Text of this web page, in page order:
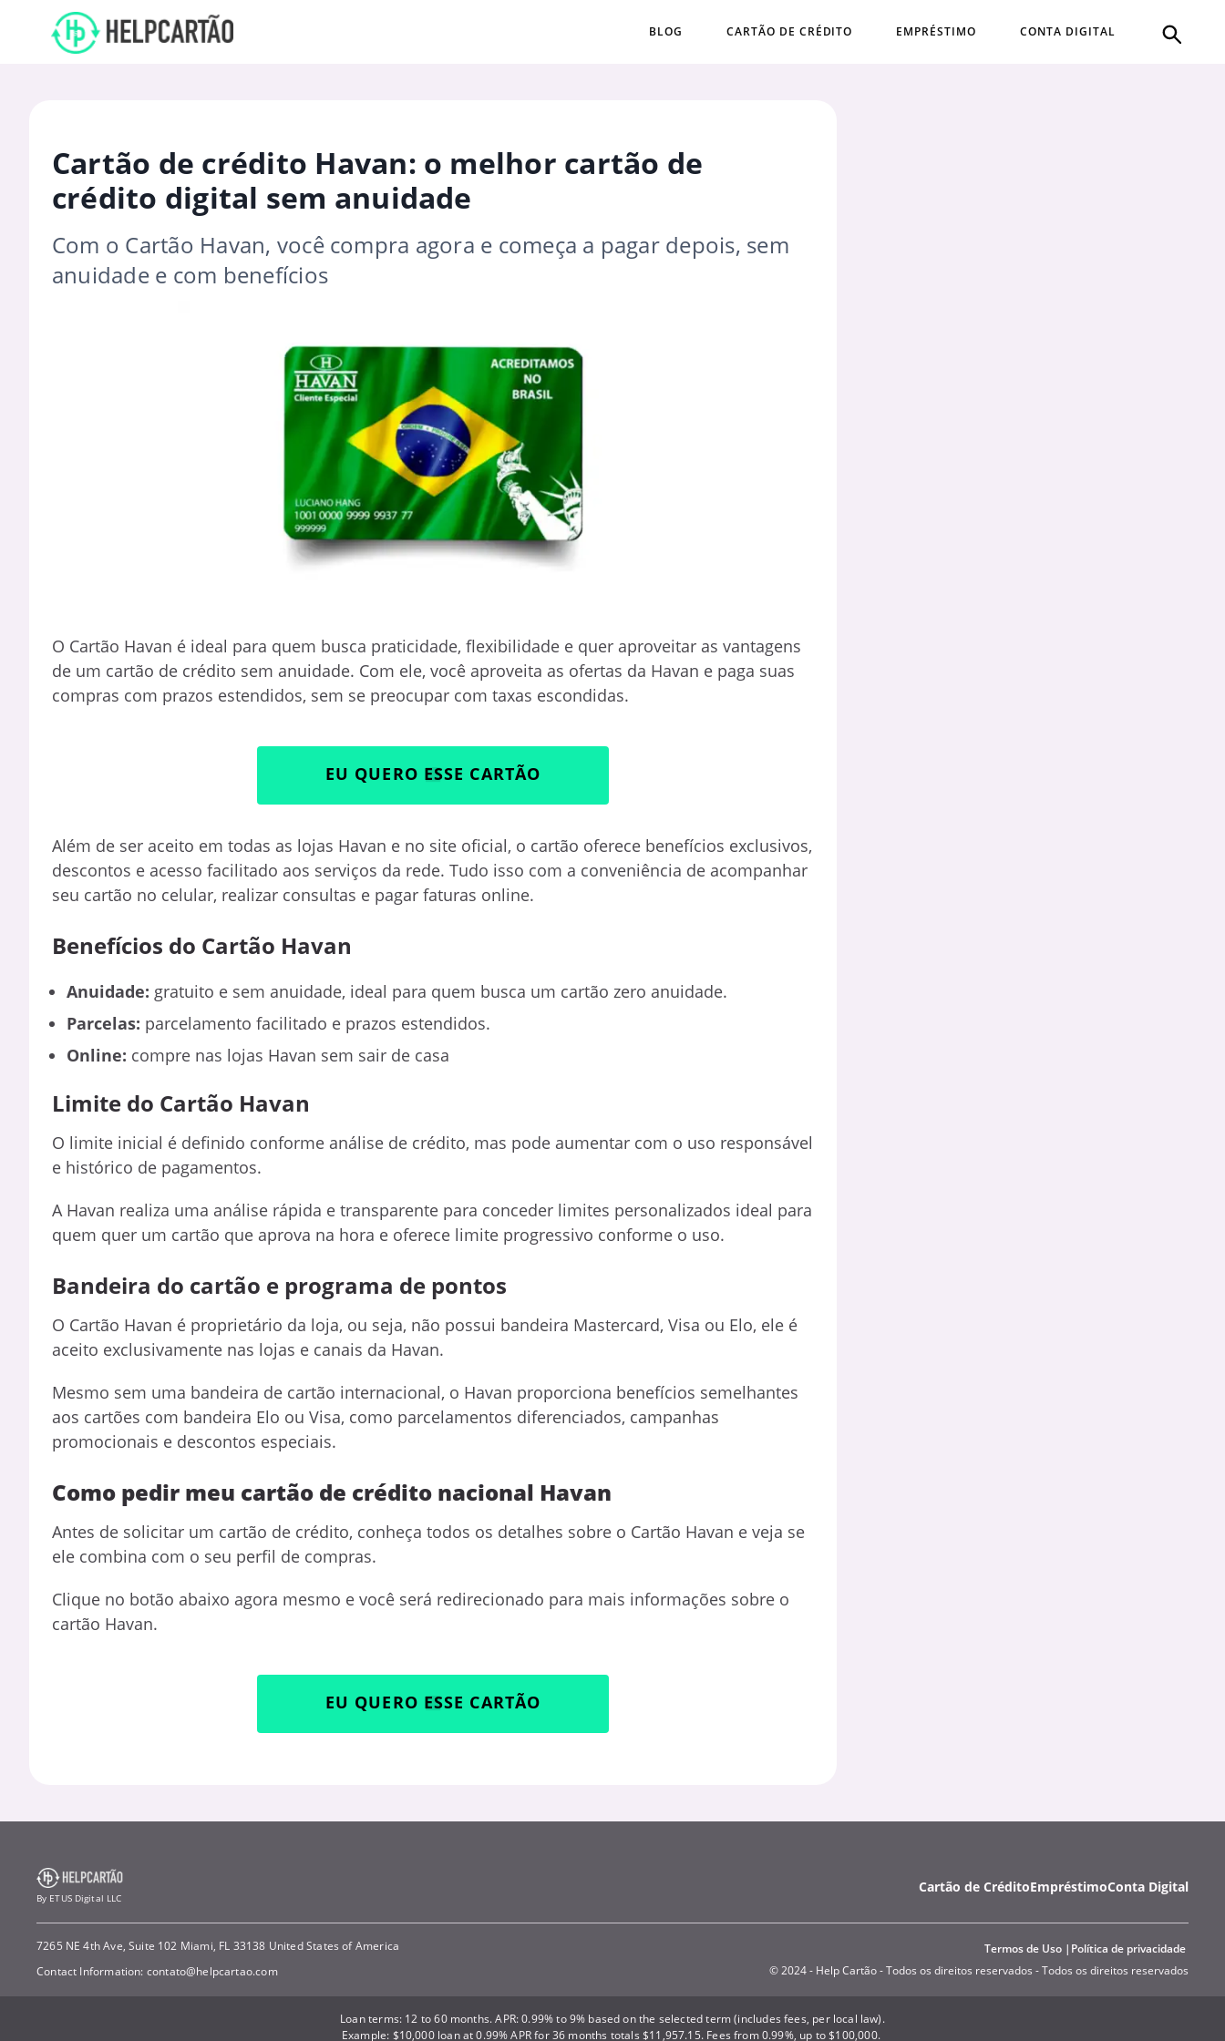
BLOG CARTÃO DE CRÉDITO EMPRÉSTIMO CONTA DIGITAL
Cartão de crédito Havan: o melhor cartão de
crédito digital sem anuidade
Com o Cartão Havan, você compra agora e começa a pagar depois, sem
anuidade e com benefícios
O Cartão Havan é ideal para quem busca praticidade, flexibilidade e quer aproveitar as vantagens
de um cartão de crédito sem anuidade. Com ele, você aproveita as ofertas da Havan e paga suas
compras com prazos estendidos, sem se preocupar com taxas escondidas.
EU QUERO ESSE CARTÃO
Além de ser aceito em todas as lojas Havan e no site oficial, o cartão oferece benefícios exclusivos,
descontos e acesso facilitado aos serviços da rede. Tudo isso com a conveniência de acompanhar
seu cartão no celular, realizar consultas e pagar faturas online.
Benefícios do Cartão Havan
Anuidade: gratuito e sem anuidade, ideal para quem busca um cartão zero anuidade.
Parcelas: parcelamento facilitado e prazos estendidos.
Online: compre nas lojas Havan sem sair de casa
Limite do Cartão Havan
O limite inicial é definido conforme análise de crédito, mas pode aumentar com o uso responsável
e histórico de pagamentos.
A Havan realiza uma análise rápida e transparente para conceder limites personalizados ideal para
quem quer um cartão que aprova na hora e oferece limite progressivo conforme o uso.
Bandeira do cartão e programa de pontos
O Cartão Havan é proprietário da loja, ou seja, não possui bandeira Mastercard, Visa ou Elo, ele é
aceito exclusivamente nas lojas e canais da Havan.
Mesmo sem uma bandeira de cartão internacional, o Havan proporciona benefícios semelhantes
aos cartões com bandeira Elo ou Visa, como parcelamentos diferenciados, campanhas
promocionais e descontos especiais.
Como pedir meu cartão de crédito nacional Havan
Antes de solicitar um cartão de crédito, conheça todos os detalhes sobre o Cartão Havan e veja se
ele combina com o seu perfil de compras.
Clique no botão abaixo agora mesmo e você será redirecionado para mais informações sobre o
cartão Havan.
EU QUERO ESSE CARTÃO
By ETUS Digital LLC
Cartão de CréditoEmpréstimoConta Digital
7265 NE 4th Ave, Suite 102 Miami, FL 33138 United States of America
Contact Information: contato@helpcartao.com
Termos de Uso
Política de privacidade
© 2024 - Help Cartão - Todos os direitos reservados - Todos os direitos reservados
Loan terms: 12 to 60 months. APR: 0.99% to 9% based on the selected term (includes fees, per local law).
Example: $10,000 loan at 0.99% APR for 36 months totals $11,957.15. Fees from 0.99%, up to $100,000.